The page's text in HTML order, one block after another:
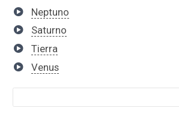
Neptuno
Saturno
Tierra
Venus